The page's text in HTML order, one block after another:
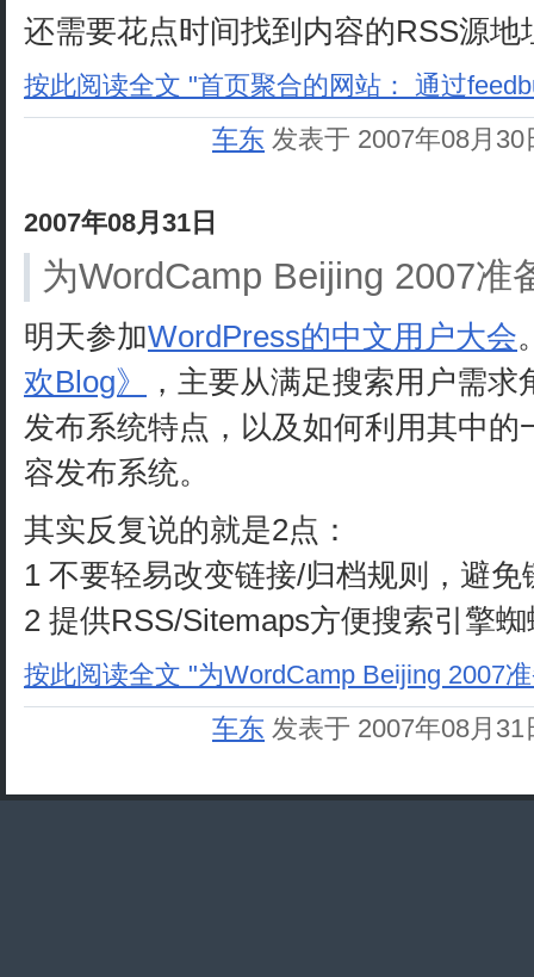
还需要花点时间找到内容的RSS源
按此阅读全文 "首页聚合的网站： 通过
车东 发表于 2007年08月
2007年08月31日
为WordCamp Beijing 2007准
明天参加WordPress的中文用户大会
欢Blog》
，主要从满足搜索用户需
发布系统特点，以及如何利用其中
容发布系统。
其实反复说的就是2点：
1 不要轻易改变链接/归档规则，避免
2 提供RSS/Sitemaps方便搜索引擎
按此阅读全文 "为WordCamp Beijing 2007
车东 发表于 2007年08月